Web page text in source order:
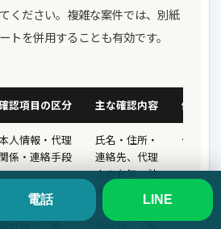
ください。複雑な案件では、別紙
トを併用することも有効です。
認項目の区分 主な確認内容 備考・
人情報・代理
係・連絡手段
氏名・住所・
連絡先、代理
人の有無、法
人か個人か
代理関
る場合
状の確
分日・了知 処分日、了知 教示内
電話 LINE